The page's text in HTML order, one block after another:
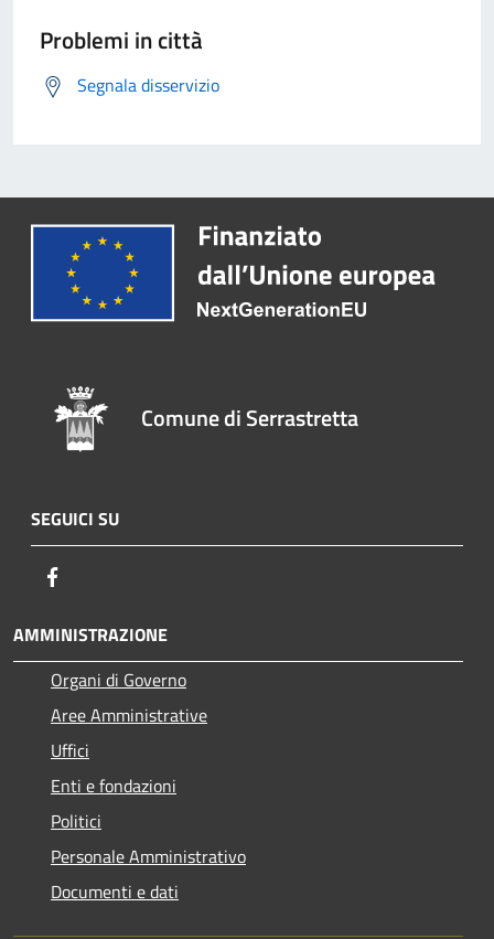
Problemi in città
Segnala disservizio
Comune di Serrastretta
SEGUICI SU
AMMINISTRAZIONE
Organi di Governo
Aree Amministrative
Uffici
Enti e fondazioni
Politici
Personale Amministrativo
Documenti e dati